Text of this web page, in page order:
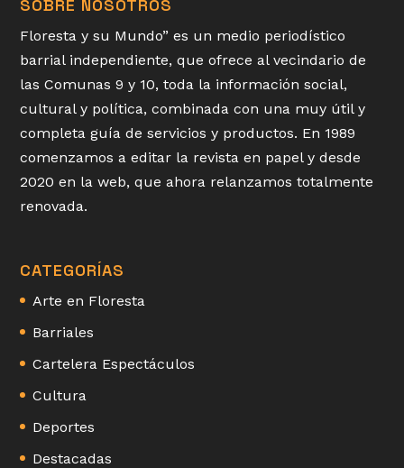
SOBRE NOSOTROS
Floresta y su Mundo” es un medio periodístico
barrial independiente, que ofrece al vecindario de
las Comunas 9 y 10, toda la información social,
cultural y política, combinada con una muy útil y
completa guía de servicios y productos. En 1989
comenzamos a editar la revista en papel y desde
2020 en la web, que ahora relanzamos totalmente
renovada.
CATEGORÍAS
Arte en Floresta
Barriales
Cartelera Espectáculos
Cultura
Deportes
Destacadas